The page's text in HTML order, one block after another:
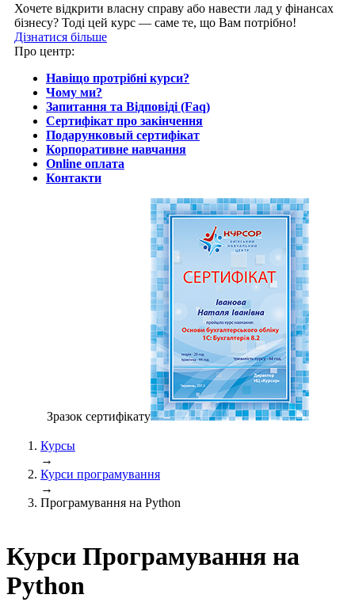
Хочете відкрити власну справу або навести лад у фінансах
бізнесу? Тоді цей курс — саме те, що Вам потрібно!
Дізнатися більше
Про центр:
Навіщо протрібні курси?
Чому ми?
Запитання та Відповіді (Faq)
Сертифікат про закінчення
Подарунковый сертифікат
Корпоративне навчання
Online оплата
Контакти
Зразок сертифiкату
Курсы
→
Курси програмування
→
Програмування на Python
Курси Програмування на
Python